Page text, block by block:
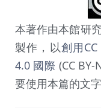
本著作由本館研
製作，以創用
4.0 國際 (CC
要使用本篇的文